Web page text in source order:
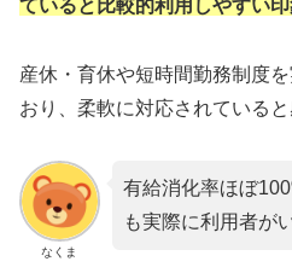
ていると比較的利用しやすい印
産休・育休や短時間勤務制度
おり、柔軟に対応されていると
なくま
有給消化率ほぼ
も実際に利用者が